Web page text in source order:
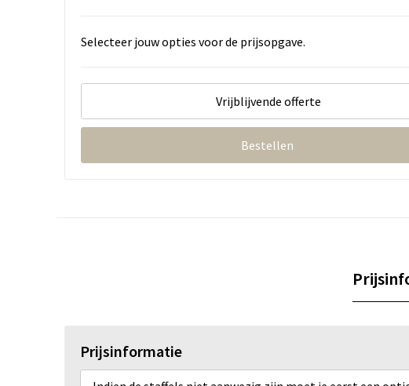
Selecteer jouw opties voor de prijsopgave.
Vrijblijvende offerte
Bestellen
Prijsinformatie